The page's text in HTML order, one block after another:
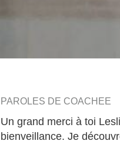
PAROLES DE COACHEE
Un grand merci à toi
bienveillance. Je